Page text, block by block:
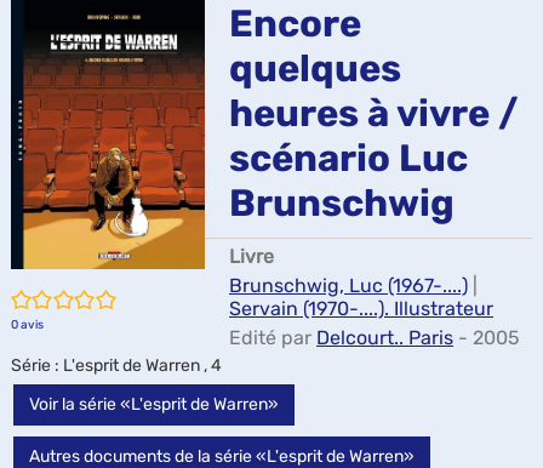
/5
0avis
Encore
quelques
heures à vivre /
scénario Luc
Brunschwig
Livre
Brunschwig, Luc (1967-....)
Servain (1970-....). Illustrateur
Edité par Delcourt.. Paris - 2005
Série : L'esprit de Warren , 4
Voir la série «L'esprit de Warren»
Autres documents de la série «L'esprit de Warren»